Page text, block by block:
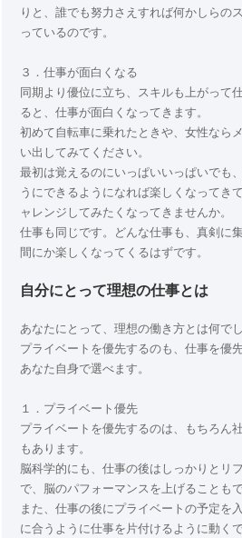
りと、誰でも努力さえすれば何かしらの
っているのです。
３．仕事が面白くなる
同期より優位に立ち、スキルも上がって
ると、仕事が面白くなってきます。
初めて自転車に乗れたときや、女性なら
い出してみてください。
最初は覚えるのにいっぱいいっぱいでも
うにできるようになれば楽しくなってき
ャレンジしてみたくなってきませんか。
仕事も同じです。どんな仕事も、真剣に
間にか楽しくなってくるはずです。
自分にとって理想の仕事とは
あなたにとって、理想の働き方とは何でし
プライベートを優先するのも、仕事を優
あなた自身で選べます。
１．プライベート優先
プライベートを優先するのは、もちろん
もあります。
脳科学的にも、仕事の後はしっかりとリ
で、脳のパフォーマンスを上げることも
また、仕事の後にプライベートの予定を
に合うように仕事を片付けるように動くで